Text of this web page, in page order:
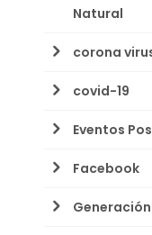
Natural
corona
covid-19
Eventos
Facebook